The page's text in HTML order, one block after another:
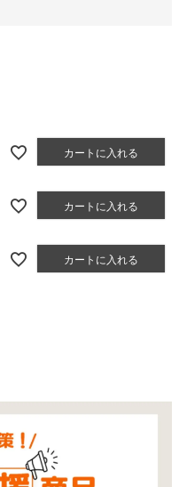
カートに入れる
カートに入れる
カートに入れる